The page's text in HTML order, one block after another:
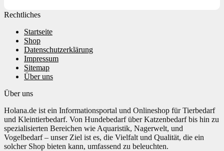
Rechtliches
Startseite
Shop
Datenschutzerklärung
Impressum
Sitemap
Über uns
Über uns
Holana.de ist ein Informationsportal und Onlineshop für Tierbedarf
und Kleintierbedarf. Von Hundebedarf über Katzenbedarf bis hin zu
spezialisierten Bereichen wie Aquaristik, Nagerwelt, und
Vogelbedarf – unser Ziel ist es, die Vielfalt und Qualität, die ein
solcher Shop bieten kann, umfassend zu beleuchten.